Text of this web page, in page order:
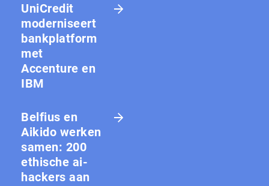
UniCredit
moderniseert
bankplatform
met
Accenture en
IBM
Belfius en
Aikido werken
samen: 200
ethische ai-
hackers aan